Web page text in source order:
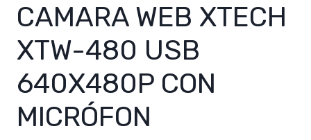
CAMARA WEB XTECH
XTW-480 USB
640X480P CON
MICRÓFON